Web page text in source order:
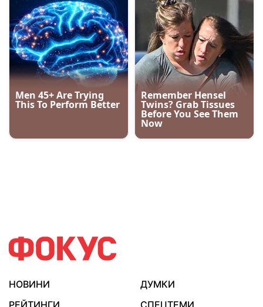
НОВИНИ
ДУМКИ
РЕЙТИНГИ
СПЕЦТЕМИ